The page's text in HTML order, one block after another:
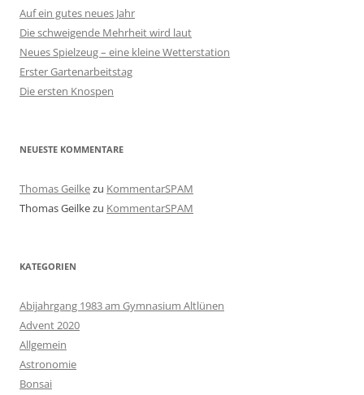
Auf ein gutes neues Jahr
Die schweigende Mehrheit wird laut
Neues Spielzeug – eine kleine Wetterstation
Erster Gartenarbeitstag
Die ersten Knospen
NEUESTE KOMMENTARE
Thomas Geilkezu KommentarSPAM
Thomas Geilkezu KommentarSPAM
KATEGORIEN
Abijahrgang 1983 am Gymnasium Altlünen
Advent 2020
Allgemein
Astronomie
Bonsai